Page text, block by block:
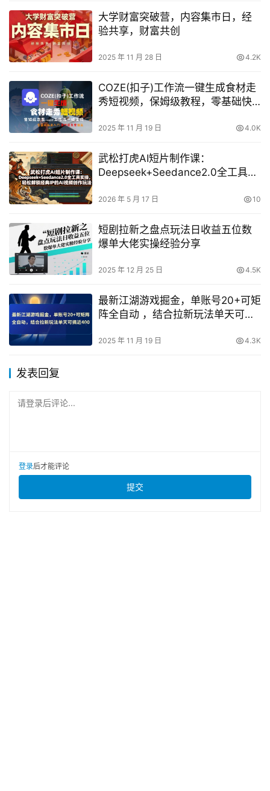
大学财富突破营，内容集市日，经
验共享，财富共创
2025 年 11 月 28 日 4.2K
COZE(扣子)工作流一键生成食材走
秀短视频，保姆级教程，零基础快
2025 年 11 月 19 日 4.0K
武松打虎AI短片制作课：
Deepseek+Seedance2.0全工具实
法
2026 年 5 月 17 日 10
短剧拉新之盘点玩法日收益五位数
爆单大佬实操经验分享
2025 年 12 月 25 日 4.5K
最新江湖游戏掘金，单账号20+可矩
阵全自动 ，结合拉新玩法单天可搞
2025 年 11 月 19 日 4.3K
发表回复
请登录后评论...
登录后才能评论
提交